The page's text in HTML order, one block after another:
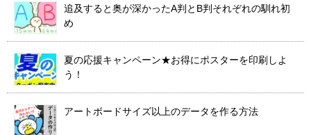
追及すると奥が深かったA判とB判それぞれの馴れ初
め
夏の応援キャンペーン★お得にポスターを印刷しよ
う！
アートボードサイズ以上のデータを作る方法